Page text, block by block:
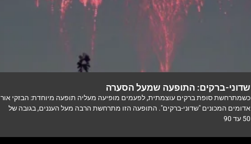
שדוני-ברקים: התופעה שמעל הסערה
כשמתרחשת סופת ברקים עוצמתית, לפעמים מופיעה מעליה תופעה מיוחדת: הבזקי אור
אדומים המכונים "שדוני-ברקים". התופעה הזו מתרחשת הרבה מעל העננים, בגובה של
50 עד 90